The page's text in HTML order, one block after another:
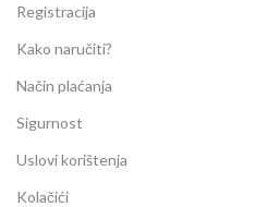
Registracija
Kako naručiti?
Način plaćanja
Sigurnost
Uslovi korištenja
Kolačići